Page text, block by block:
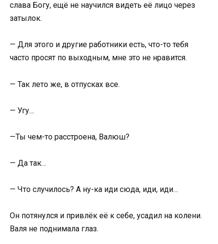
слава Богу, ещё не научился видеть её лицо через
затылок.
— Для этого и другие работники есть, что-то тебя
часто просят по выходным, мне это не нравится.
— Так лето же, в отпусках все.
— Угу…
—Ты чем-то расстроена, Валюш?
— Да так…
— Что случилось? А ну-ка иди сюда, иди, иди…
Он потянулся и привлёк её к себе, усадил на колени.
Валя не поднимала глаз.